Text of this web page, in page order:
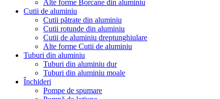
Alte forme Borcane din aluminiu
Cutii de aluminiu
Cutii pătrate din aluminiu
Cutii rotunde din aluminiu
Cutii de aluminiu dreptunghiulare
Alte forme Cutii de aluminiu
Tuburi din aluminiu
Tuburi din aluminiu dur
Tuburi din aluminiu moale
Închideri
Pompe de spumare